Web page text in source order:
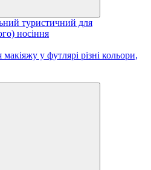
туристичний для
носіння